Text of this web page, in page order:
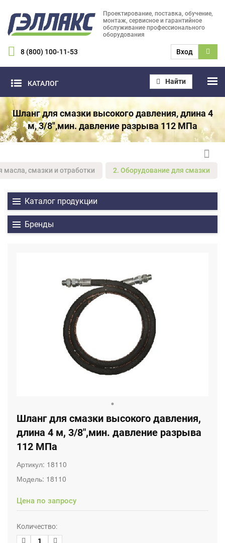
Проектирование, поставка, обучение,
монтаж, сервисное и гарантийное
обслуживание профессионального
оборудования
8 (800) 100-11-53 Вход
КАТАЛОГ Найти
Шланг для смазки высокого давления, длина 4
м, 3/8",мин. давление разрыва 112 МПа
смазки и отработки 2. Оборудование для смазки
Каталог продукции
Бренды
Шланг для смазки высокого давления,
длина 4 м, 3/8",мин. давление разрыва
112 МПа
Артикул: 18110
Модель: 18110
Цена по запросу
Количество: